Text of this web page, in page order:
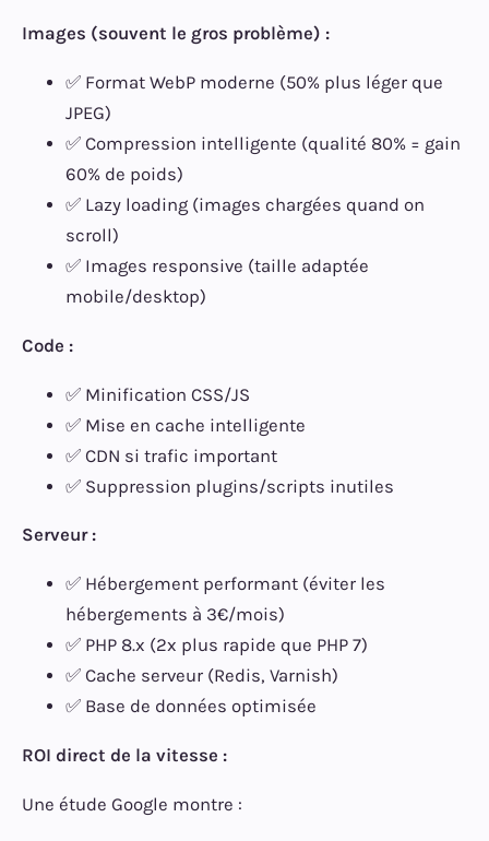
Images (souvent le gros problème) :
✅ Format WebP moderne (50% plus léger que
JPEG)
✅ Compression intelligente (qualité 80% = gain
60% de poids)
✅ Lazy loading (images chargées quand on
scroll)
✅ Images responsive (taille adaptée
mobile/desktop)
Code :
✅ Minification CSS/JS
✅ Mise en cache intelligente
✅ CDN si trafic important
✅ Suppression plugins/scripts inutiles
Serveur :
✅ Hébergement performant (éviter les
hébergements à 3€/mois)
✅ PHP 8.x (2x plus rapide que PHP 7)
✅ Cache serveur (Redis, Varnish)
✅ Base de données optimisée
ROI direct de la vitesse :
Une étude Google montre :